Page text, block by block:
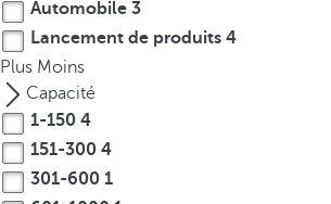
r
o
w
k
e
t
Automobile 3
Lancement de produits 4
Plus Moins
Capacité
1-150 4
151-300 4
301-600 1